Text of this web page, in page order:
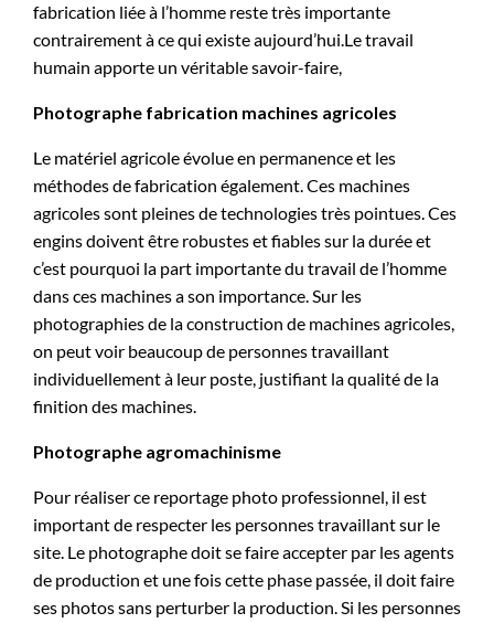
fabrication liée à l’homme reste très importante
contrairement à ce qui existe aujourd’hui.Le travail
humain apporte un véritable savoir-faire,
Photographe fabrication machines agricoles
Le matériel agricole évolue en permanence et les
méthodes de fabrication également. Ces machines
agricoles sont pleines de technologies très pointues. Ces
engins doivent être robustes et fiables sur la durée et
c’est pourquoi la part importante du travail de l’homme
dans ces machines a son importance. Sur les
photographies de la construction de machines agricoles,
on peut voir beaucoup de personnes travaillant
individuellement à leur poste, justifiant la qualité de la
finition des machines.
Photographe agromachinisme
Pour réaliser ce reportage photo professionnel, il est
important de respecter les personnes travaillant sur le
site. Le photographe doit se faire accepter par les agents
de production et une fois cette phase passée, il doit faire
ses photos sans perturber la production. Si les personnes